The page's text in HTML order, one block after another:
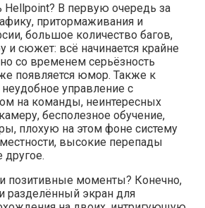
Hellpoint? В первую очередь за
притормаживания и
большое количество багов,
и сюжет: всё начинается крайне
со временем серьёзность
появляется юмор. Также к
неудобное управление с
на команды, неинтересных
бесполезное обучение,
плохую на этом фоне систему
высокие перепады
другое.
позитивные моменты? Конечно,
разделённый экран для